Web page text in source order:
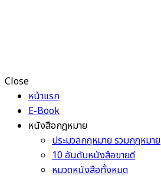
Close
หน้าแรก
E-Book
หนังสือกฎหมาย
ประมวลกฎหมาย รวมกฎหมาย
10 อันดับหนังสือขายดี
หมวดหนังสือทั้งหมด